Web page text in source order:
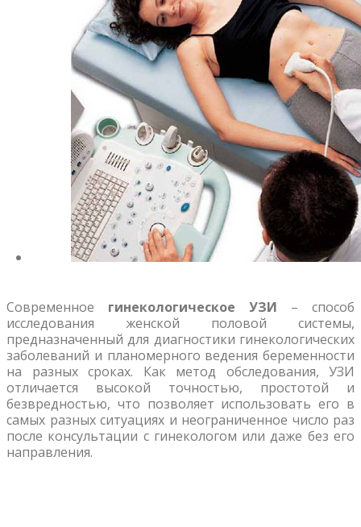
Современное гинекологическое УЗИ – способ
исследования женской половой системы,
предназначенный для диагностики гинекологических
заболеваний и планомерного ведения беременности
на разных сроках. Как метод обследования, УЗИ
отличается высокой точностью, простотой и
безвредностью, что позволяет использовать его в
самых разных ситуациях и неограниченное число раз
после консультации с гинекологом или даже без его
направления.